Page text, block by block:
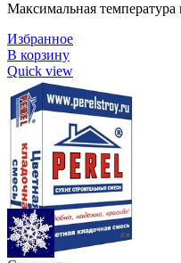
Максимальная температура
Избранное
В корзину
Quick view